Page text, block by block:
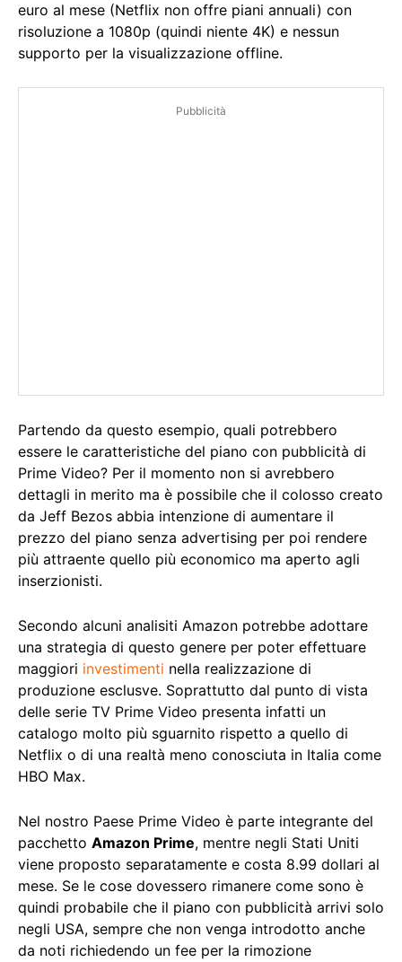
euro al mese (Netflix non offre piani annuali) con
risoluzione a 1080p (quindi niente 4K) e nessun
supporto per la visualizzazione offline.
Pubblicità
Partendo da questo esempio, quali potrebbero
essere le caratteristiche del piano con pubblicità di
Prime Video? Per il momento non si avrebbero
dettagli in merito ma è possibile che il colosso creato
da Jeff Bezos abbia intenzione di aumentare il
prezzo del piano senza advertising per poi rendere
più attraente quello più economico ma aperto agli
inserzionisti.
Secondo alcuni analisiti Amazon potrebbe adottare
una strategia di questo genere per poter effettuare
maggiori investimenti nella realizzazione di
produzione esclusve. Soprattutto dal punto di vista
delle serie TV Prime Video presenta infatti un
catalogo molto più sguarnito rispetto a quello di
Netflix o di una realtà meno conosciuta in Italia come
HBO Max.
Nel nostro Paese Prime Video è parte integrante del
pacchetto Amazon Prime, mentre negli Stati Uniti
viene proposto separatamente e costa 8.99 dollari al
mese. Se le cose dovessero rimanere come sono è
quindi probabile che il piano con pubblicità arrivi solo
negli USA, sempre che non venga introdotto anche
da noti richiedendo un fee per la rimozione